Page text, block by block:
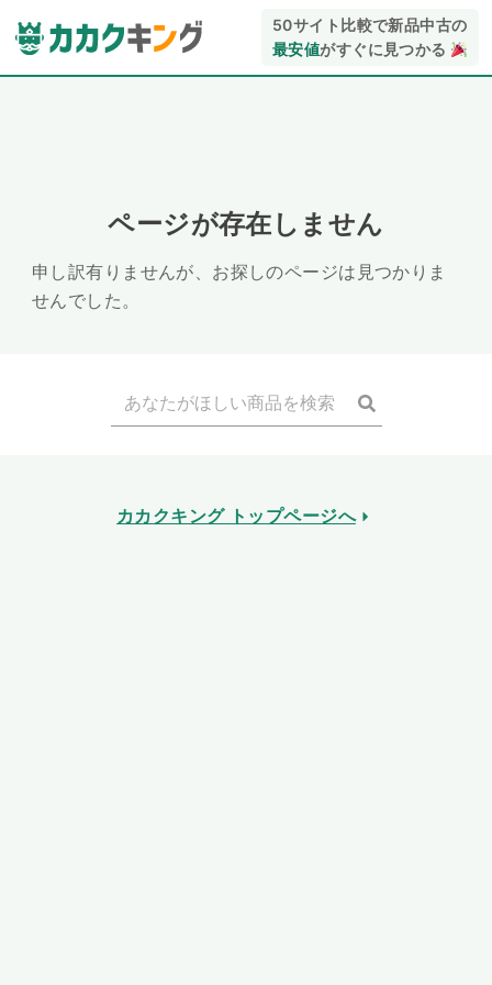
50サイト比較で新品中古の
最安値がすぐに見つかる
ページが存在しません
申し訳有りませんが、お探しのページは見つかりま
せんでした。
カカクキング トップページへ